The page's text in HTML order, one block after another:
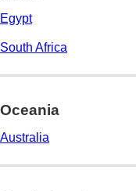
Egypt
South Africa
Oceania
Australia